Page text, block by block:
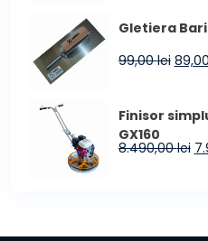
fost:
Gletiera
99,00lei Prețul
fost:
89,00
Finisor
GX160
8.490,00lei